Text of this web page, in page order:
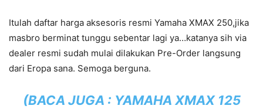
Itulah daftar harga aksesoris resmi Yamaha XMAX 250,jika
masbro berminat tunggu sebentar lagi ya…katanya sih via
dealer resmi sudah mulai dilakukan Pre-Order langsung
dari Eropa sana. Semoga berguna.
(BACA JUGA : YAMAHA XMAX 125